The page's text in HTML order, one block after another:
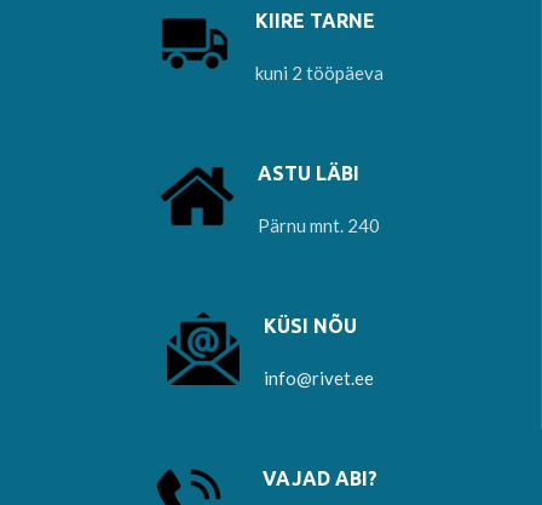
KIIRE TARNE
kuni 2 tööpäeva
ASTU LÄBI
Pärnu mnt. 240
KÜSI NÕU
info@rivet.ee
VAJAD ABI?